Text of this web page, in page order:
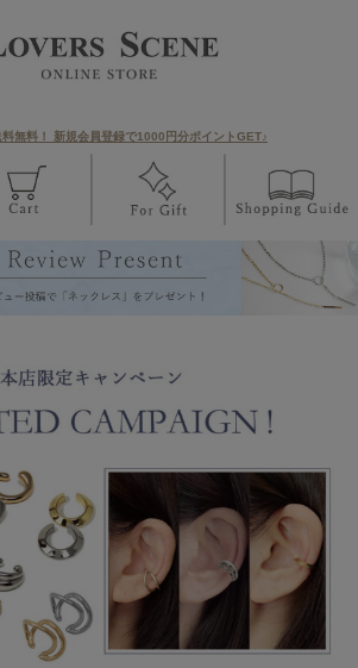
無料！ 新規会員登録で1000円分ポイントGET♪